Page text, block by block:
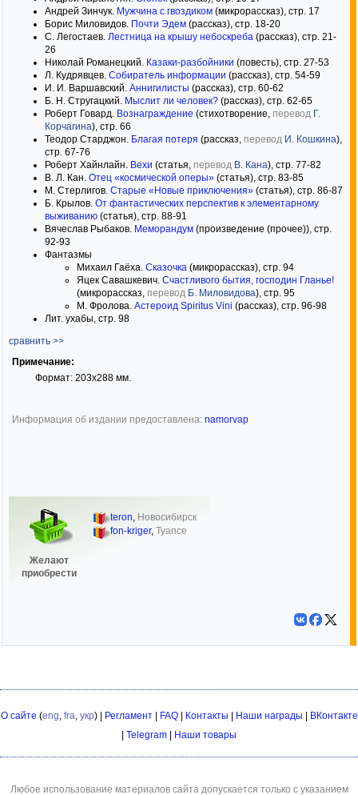
Андрей Зинчук. Мужчина с гвоздиком (микрорассказ), стр. 17
Борис Миловидов. Почти Эдем (рассказ), стр. 18-20
С. Легостаев. Лестница на крышу небоскреба (рассказ), стр. 21-
26
Николай Романецкий. Казаки-разбойники (повесть), стр. 27-53
Л. Кудрявцев. Собиратель информации (рассказ), стр. 54-59
И. И. Варшавский. Аннигилисты (рассказ), стр. 60-62
Б. Н. Стругацкий. Мыслит ли человек? (рассказ), стр. 62-65
Роберт Говард. Вознаграждение (стихотворение, перевод Г.
Корчагина), стр. 66
Теодор Старджон. Благая потеря (рассказ, перевод И. Кошкина),
стр. 67-76
Роберт Хайнлайн. Вехи (статья, перевод В. Кана), стр. 77-82
В. Л. Кан. Отец «космической оперы» (статья), стр. 83-85
М. Стерлигов. Старые «Новые приключения» (статья), стр. 86-87
Б. Крылов. От фантастических перспектив к элементарному
выживанию (статья), стр. 88-91
Вячеслав Рыбаков. Меморандум (произведение (прочее)), стр.
92-93
Фантазмы
Михаил Гаёха. Сказочка (микрорассказ), стр. 94
Яцек Савашкевич. Счастливого бытия, господин Гланье!
(микрорассказ, перевод Б. Миловидова), стр. 95
М. Фролова. Астероид Spiritus Vini (рассказ), стр. 96-98
Лит. ухабы, стр. 98
сравнить >>
Примечание:
Формат: 203x288 мм.
Информация об издании предоставлена: namorvap
Желают
приобрести
teron, Новосибирск
fon-kriger, Туапсе
О сайте (eng, fra, укр) | Регламент| FAQ| Контакты Наши награды
ВКонтакте
Telegram Наши товары
Любое использование материалов сайта допускается только с указанием